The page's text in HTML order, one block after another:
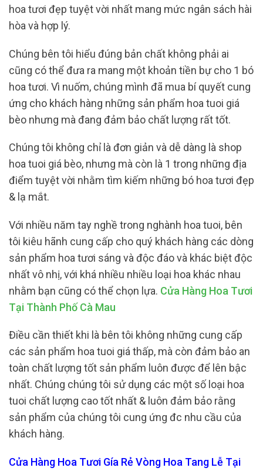
hoa tươi đẹp tuyệt vời nhất mang mức ngân sách hài
hòa và hợp lý.
Chúng bên tôi hiểu đúng bản chất không phải ai
cũng có thể đưa ra mang một khoản tiền bự cho 1 bó
hoa tươi. Vì nuốm, chúng mình đã mua bí quyết cung
ứng cho khách hàng những sản phẩm hoa tuoi giá
bèo nhưng mà đang đảm bảo chất lượng rất tốt.
Chúng tôi không chỉ là đơn giản và dễ dàng là shop
hoa tuoi giá bèo, nhưng mà còn là 1 trong những địa
điểm tuyệt vời nhằm tìm kiếm những bó hoa tươi đẹp
& lạ mắt.
Với nhiều năm tay nghề trong nghành hoa tuoi, bên
tôi kiêu hãnh cung cấp cho quý khách hàng các dòng
sản phẩm hoa tươi sáng và độc đáo và khác biệt độc
nhất vô nhị, với khá nhiều nhiều loại hoa khác nhau
nhằm bạn cũng có thể chọn lựa. Cửa Hàng Hoa Tươi
Tại Thành Phố Cà Mau
Điều cần thiết khi là bên tôi không những cung cấp
các sản phẩm hoa tuoi giá thấp, mà còn đảm bảo an
toàn chất lượng tốt sản phẩm luôn được để lên bậc
nhất. Chúng chúng tôi sử dụng các một số loại hoa
tuoi chất lượng cao tốt nhất & luôn đảm bảo rằng
sản phẩm của chúng tôi cung ứng đc nhu cầu của
khách hàng.
Cửa Hàng Hoa Tươi Gía Rẻ Vòng Hoa Tang Lễ Tại